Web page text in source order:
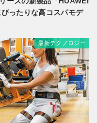
ったりな高コスパモデ
最新テクノロジー